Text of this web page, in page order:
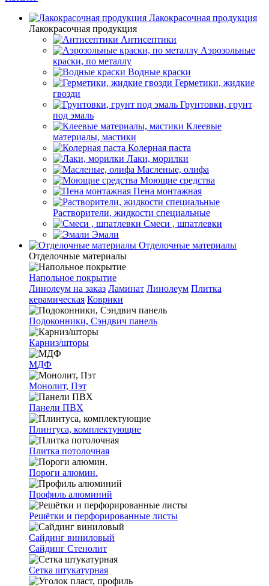
Лакокрасочная продукция
Лакокрасочная продукция
Антисептики
Аэрозольные
краски, по металлу
Водные краски
Герметики, жидкие
гвозди
Грунтовки, грунт
под эмаль
Клеевые
материалы, мастики
Колерная паста
Лаки, морилки
Масленые, олифа
Моющие средства
Пена монтажная
Растворители, жидкости специальные
Смеси , шпатлевки
Эмали
Отделочные материалы
Отделочные материалы
Напольное покрытие
Линолеум на заказ Ламинат Линолеум Плитка
керамическая Коврики
Подоконники, Сэндвич панель
Карниз/шторы
МДФ
Монолит, Пэт
Панели ПВХ
Плинтуса, комплектующие
Плитка потолочная
Пороги алюмин.
Профиль алюминий
Решётки и перфорированные листы
Сайдинг виниловый
Сайдинг Стенолит
Сетка штукатурная